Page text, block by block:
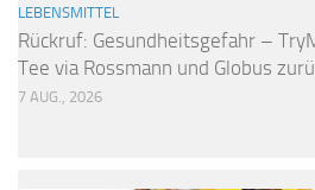
LEBENSMITTEL
Rückruf: Gesundheitsgefahr –
Tee via Rossmann und Globus
7 AUG., 2026